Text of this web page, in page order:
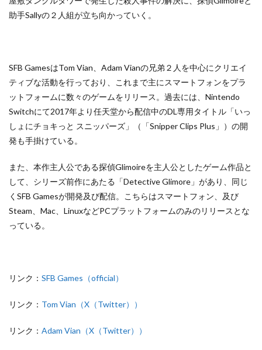
助手Sallyの２人組が立ち向かっていく。
SFB GamesはTom Vian、Adam Vianの兄弟２人を中心にクリエイ
ティブな活動を行っており、これまで主にスマートフォンをプラ
ットフォームに数々のゲームをリリース。過去には、Nintendo
Switchにて2017年より任天堂から配信中のDL専用タイトル「いっ
しょにチョキっと スニッパーズ」（「Snipper Clips Plus」）の開
発も手掛けている。
また、本作主人公である探偵Glimoireを主人公としたゲーム作品と
して、シリーズ前作にあたる「Detective Glimore」があり、同じ
くSFB Gamesが開発及び配信。こちらはスマートフォン、及び
Steam、Mac、LinuxなどPCプラットフォームのみのリリースとな
っている。
リンク： SFB Games（official）
リンク： Tom Vian（X（Twitter））
リンク： Adam Vian（X（Twitter））